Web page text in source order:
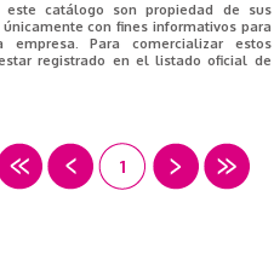
catálogo son propiedad de sus
con fines informativos para
Para comercializar estos
registrado en el listado oficial de
1